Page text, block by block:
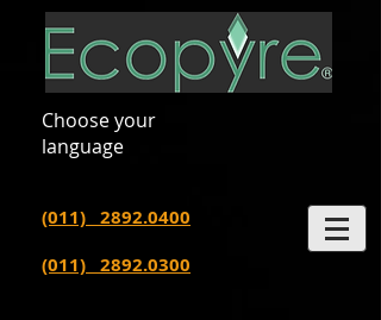
Choose your
language
(011) 2892.0400
(011) 2892.0300